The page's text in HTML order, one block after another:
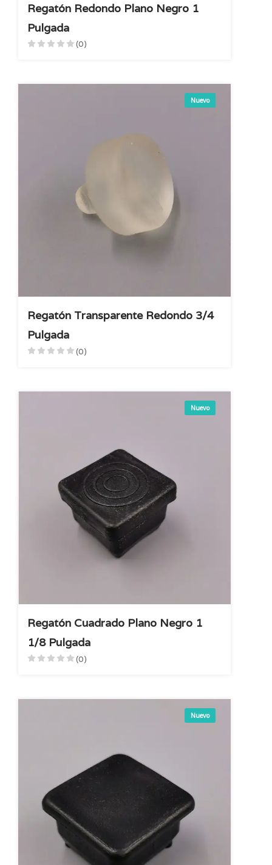
Regatón Redondo Plano Negro 1
Pulgada
(0)
Nuevo
Regatón Transparente Redondo 3/4
Pulgada
(0)
Nuevo
Regatón Cuadrado Plano Negro 1
1/8 Pulgada
(0)
Nuevo